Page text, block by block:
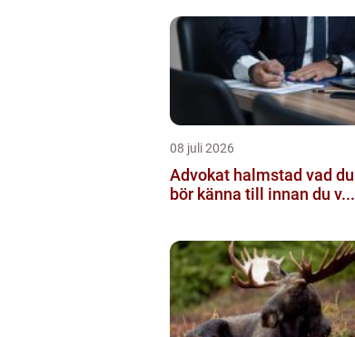
08 juli 2026
Advokat halmstad vad du
bör känna till innan du v...